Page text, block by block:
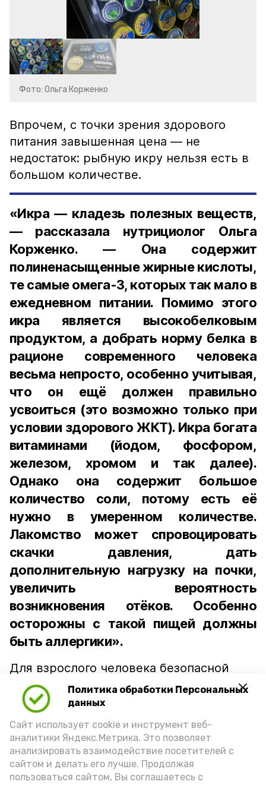
Политика обработки Персональных
данных
Сайт использует cookie и инструмент веб-
аналитики Яндекс.Метрика. Это позволяет
анализировать взаимодействие посетителей с
сайтом и делать его лучше. Продолжая
пользоваться сайтом, Вы соглашаетесь с
Фото: Ольга Корженко
Впрочем, с точки зрения здорового
питания завышенная цена — не
недостаток: рыбную икру нельзя есть в
большом количестве.
«Икра — кладезь полезных веществ,
— рассказала нутрициолог Ольга
Корженко. — Она содержит
полиненасыщенные жирные кислоты,
те самые омега-3, которых так мало в
ежедневном питании. Помимо этого
икра является высокобелковым
продуктом, а добрать норму белка в
рационе современного человека
весьма непросто, особенно учитывая,
что он ещё должен правильно
усвоиться (это возможно только при
условии здорового ЖКТ). Икра богата
витаминами (йодом, фосфором,
железом, хромом и так далее).
Однако она содержит большое
количество соли, потому есть её
нужно в умеренном количестве.
Лакомство может спровоцировать
скачки давления, дать
дополнительную нагрузку на почки,
увеличить вероятность
возникновения отёков. Особенно
осторожны с такой пищей должны
быть аллергики».
Для взрослого человека безопасной
порцией икры считается 30-50 граммов
(2-3 ложки). При этом следует обратить
внимание на хлеб, с которым она
подаётся: лучше выбирать
цельнозерновой, с мукой грубого
помола. Есть икру следует в первой
половине дня. Кстати, полезнее для